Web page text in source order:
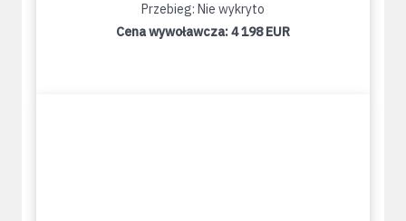
Przebieg: Nie wykryto
Cena wywoławcza:4 198 EUR